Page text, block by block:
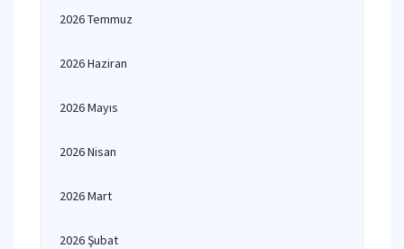
2026 Temmuz
2026 Haziran
2026 Mayıs
2026 Nisan
2026 Mart
2026 Şubat